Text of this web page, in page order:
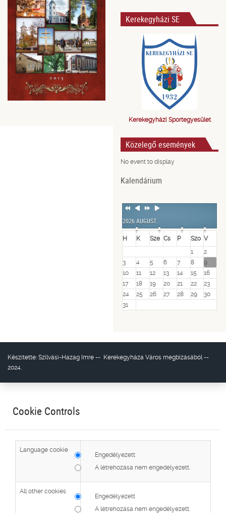
Kerekegyházi SE
Kerekegyházi Sportegyesület
Közelegő események
No event to display
Kalendárium
Previous
Previous
NextNext
2026 AUGUST
H K Sze Cs P Szo V
1
2
3
4 5 6 7 8
9
10
11 12 13 14 15
16
17
18 19 20 21 22
23
24
25 26 27 28 29
30
31
Készítette: Szilvási-Hazag Imre -- Kerekegyháza Város megbízásából --
2024.
Cookie Controls
Language cookie
Engedélyezett
A létrehozása nem engedélyezett.
All other cookies
Engedélyezett
A létrehozása nem engedélyezett.